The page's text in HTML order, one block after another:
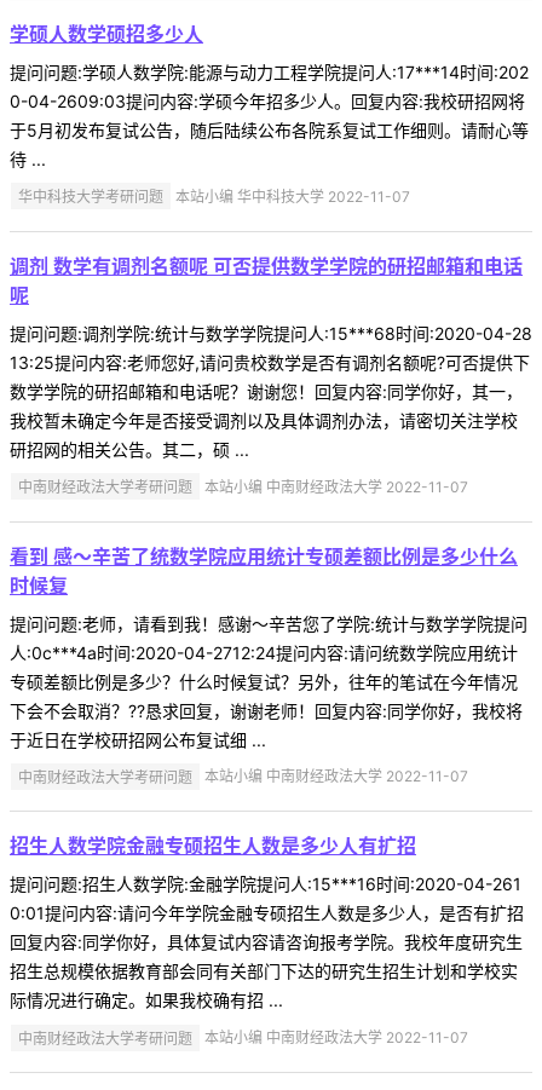
学硕人数学硕招多少人
提问问题:学硕人数学院:能源与动力工程学院提问人:17***14时间:202
0-04-2609:03提问内容:学硕今年招多少人。回复内容:我校研招网将
于5月初发布复试公告，随后陆续公布各院系复试工作细则。请耐心等
待 ...
华中科技大学考研问题 本站小编 华中科技大学 2022-11-07
调剂 数学有调剂名额呢 可否提供数学学院的研招邮箱和电话
呢
提问问题:调剂学院:统计与数学学院提问人:15***68时间:2020-04-28
13:25提问内容:老师您好,请问贵校数学是否有调剂名额呢?可否提供下
数学学院的研招邮箱和电话呢？谢谢您！回复内容:同学你好，其一，
我校暂未确定今年是否接受调剂以及具体调剂办法，请密切关注学校
研招网的相关公告。其二，硕 ...
中南财经政法大学考研问题 本站小编 中南财经政法大学 2022-11-07
看到 感～辛苦了统数学院应用统计专硕差额比例是多少什么
时候复
提问问题:老师，请看到我！感谢～辛苦您了学院:统计与数学学院提问
人:0c***4a时间:2020-04-2712:24提问内容:请问统数学院应用统计
专硕差额比例是多少？什么时候复试？另外，往年的笔试在今年情况
下会不会取消？??恳求回复，谢谢老师！回复内容:同学你好，我校将
于近日在学校研招网公布复试细 ...
中南财经政法大学考研问题 本站小编 中南财经政法大学 2022-11-07
招生人数学院金融专硕招生人数是多少人有扩招
提问问题:招生人数学院:金融学院提问人:15***16时间:2020-04-261
0:01提问内容:请问今年学院金融专硕招生人数是多少人，是否有扩招
回复内容:同学你好，具体复试内容请咨询报考学院。我校年度研究生
招生总规模依据教育部会同有关部门下达的研究生招生计划和学校实
际情况进行确定。如果我校确有招 ...
中南财经政法大学考研问题 本站小编 中南财经政法大学 2022-11-07